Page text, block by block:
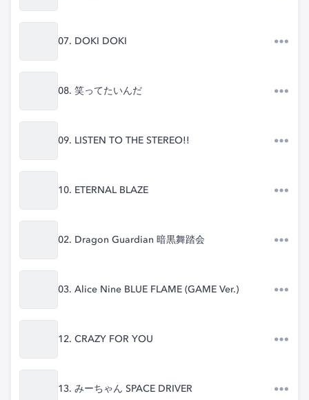
07. DOKI DOKI
08. 笑ってたいんだ
09. LISTEN TO THE STEREO!!
10. ETERNAL BLAZE
02. Dragon Guardian 暗黒舞踏会
03. Alice Nine BLUE FLAME (GAME Ver.)
12. CRAZY FOR YOU
13. みーちゃん SPACE DRIVER